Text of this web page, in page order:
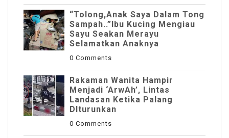
“Tolong,Anak Saya Dalam Tong
Sampah..”Ibu Kucing Mengiau
Sayu Seakan Merayu
Selamatkan Anaknya
0 Comments
Rakaman Wanita Hampir
Menjadi ‘ArwAh’, Lintas
Landasan Ketika Palang
DIturunkan
0 Comments